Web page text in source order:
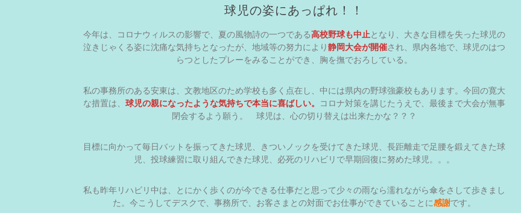
球児の姿にあっぱれ！！
今年は、コロナウィルスの影響で、夏の風物詩の一つである高校野球も中止となり、大きな目標を失った球児の
泣きじゃくる姿に沈痛な気持ちとなったが、地域等の努力により静岡大会が開催され、県内各地で、球児のはつ
らつとしたプレーをみることができ、胸を撫でおろしている。
私の事務所のある安東は、文教地区のため学校も多く点在し、中には県内の野球強豪校もあります。今回の寛大
な措置は、 球児の親になったような気持ちで本当に喜ばしい。
コロナ対策を講じたうえで、最後まで大会が無事
閉会するよう願う。 球児は、心の切り替えは出来たかな？？？
目標に向かって毎日バットを振ってきた球児、きついノックを受けてきた球児、長距離走で足腰を鍛えてきた球
児、投球練習に取り組んできた球児、必死のリハビリで早期回復に努めた球児。。。
私も昨年リハビリ中は、とにかく歩くのが今できる仕事だと思って少々の雨なら濡れながら傘をさして歩きまし
た。今こうしてデスクで、事務所で、お客さまとの対面でお仕事ができていることに感謝です。